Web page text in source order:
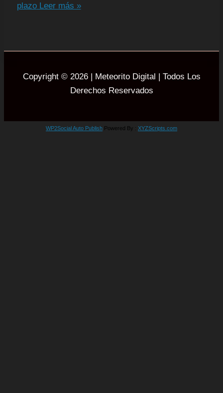
plazoLeer más »
Copyright © 2026 | Meteorito Digital | Todos Los
Derechos Reservados
WP2Social Auto Publish Powered By : XYZScripts.com